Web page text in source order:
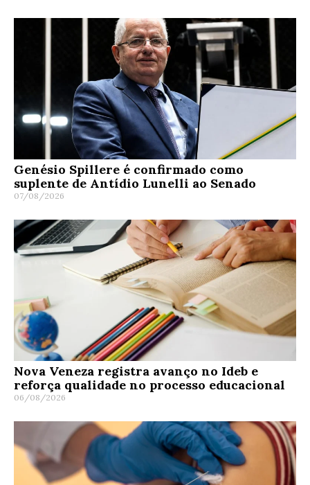
Genésio Spillere é confirmado como
suplente de Antídio Lunelli ao Senado
07/08/2026
Nova Veneza registra avanço no Ideb e
reforça qualidade no processo educacional
06/08/2026